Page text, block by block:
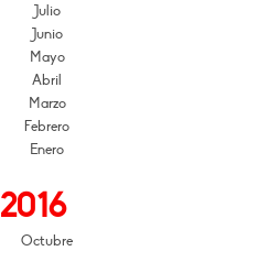
Julio
Junio
Mayo
Abril
Marzo
Febrero
Enero
2016
Octubre